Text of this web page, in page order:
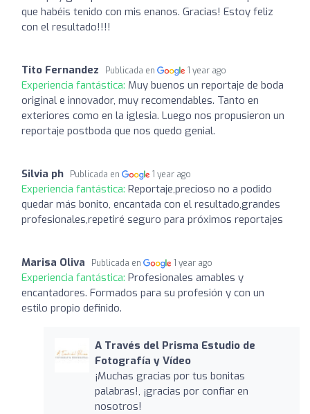
que habéis tenido con mis enanos. Gracias! Estoy feliz
con el resultado!!!!
Tito Fernandez Publicada en 1 year ago
Experiencia fantástica: Muy buenos un reportaje de boda
original e innovador, muy recomendables. Tanto en
exteriores como en la iglesia. Luego nos propusieron un
reportaje postboda que nos quedo genial.
Silvia ph Publicada en 1 year ago
Experiencia fantástica: Reportaje,precioso no a podido
quedar más bonito, encantada con el resultado,grandes
profesionales,repetiré seguro para próximos reportajes
Marisa Oliva Publicada en 1 year ago
Experiencia fantástica: Profesionales amables y
encantadores. Formados para su profesión y con un
estilo propio definido.
A Través del Prisma Estudio de
Fotografía y Vídeo
¡Muchas gracias por tus bonitas
palabras!, ¡gracias por confiar en
nosotros!